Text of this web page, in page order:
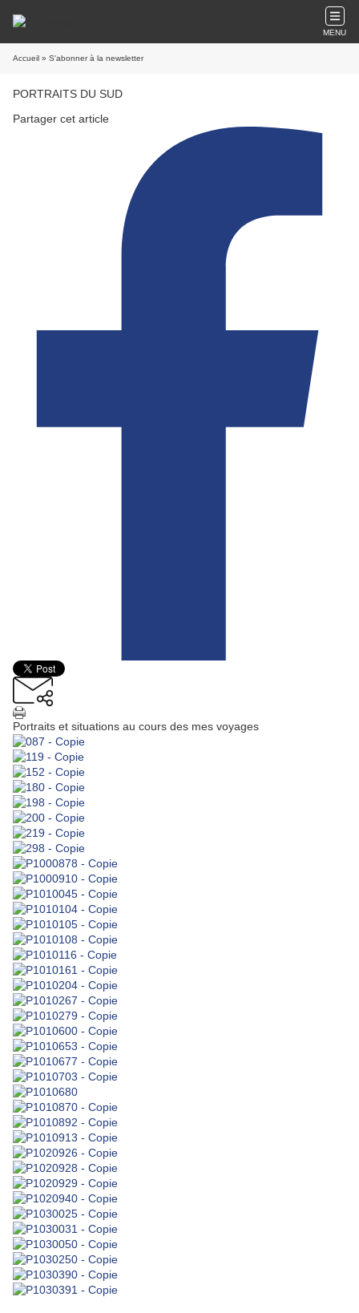
MENU
Accueil » S'abonner à la newsletter
PORTRAITS DU SUD
Partager cet article
Portraits et situations au cours des mes voyages